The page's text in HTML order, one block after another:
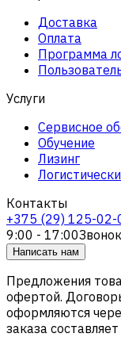
Доставка
Оплата
Программа
Услуги
Сервисное
Обучение
Лизинг
Контакты
+375 (29) 125-02-
9:00 - 17:00
Написать нам
Предложения
офертой.
оформляются
заказа